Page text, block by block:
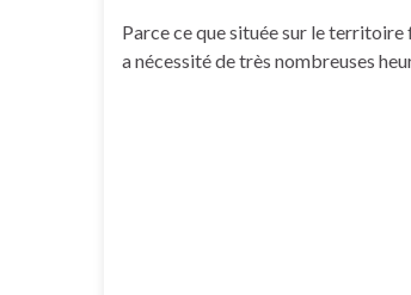
Parce ce que située sur le
a nécessité de très nombreuses